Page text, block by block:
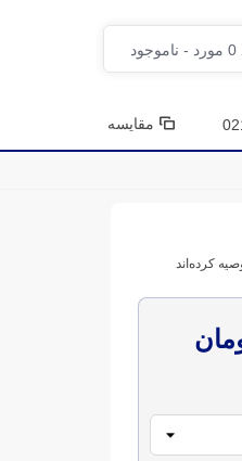
0 مورد - ناموجود
مقایسه